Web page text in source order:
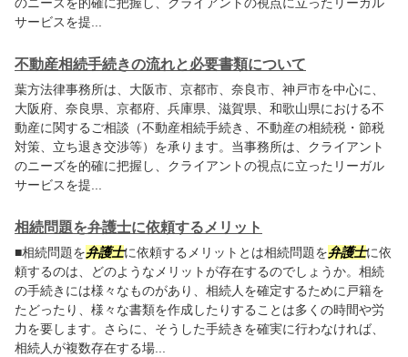
サービスを提...
不動産相続手続きの流れと必要書類について
葉方法律事務所は、大阪市、京都市、奈良市、神戸市を中心に、
大阪府、奈良県、京都府、兵庫県、滋賀県、和歌山県における不
動産に関するご相談（不動産相続手続き、不動産の相続税・節税
対策、立ち退き交渉等）を承ります。当事務所は、クライアント
のニーズを的確に把握し、クライアントの視点に立ったリーガル
サービスを提...
相続問題を弁護士に依頼するメリット
■相続問題を弁護士に依頼するメリットとは相続問題を弁護士に依
頼するのは、どのようなメリットが存在するのでしょうか。相続
の手続きには様々なものがあり、相続人を確定するために戸籍を
たどったり、様々な書類を作成したりすることは多くの時間や労
力を要します。さらに、そうした手続きを確実に行わなければ、
相続人が複数存在する場...